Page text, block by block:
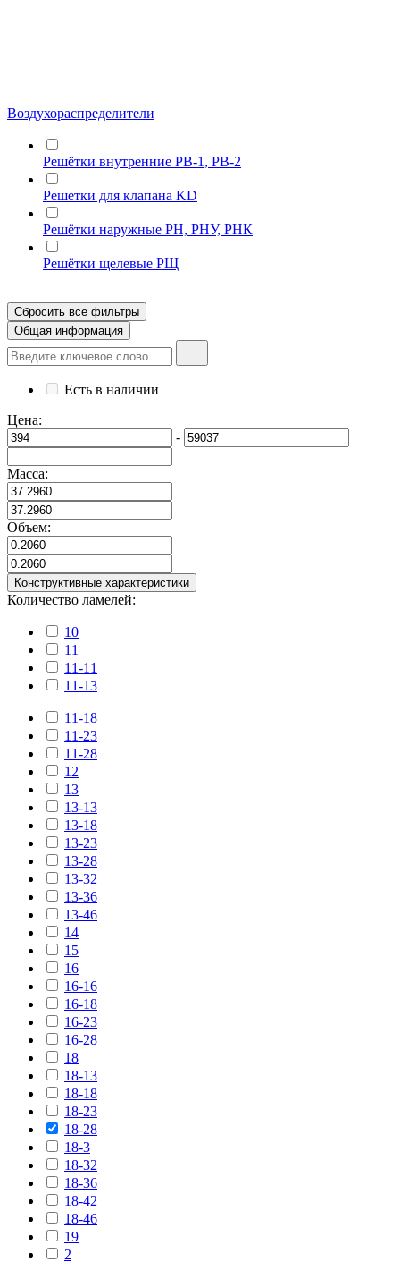
Воздухораспределители
Решётки внутренние РВ-1, РВ-2
Решетки для клапана KD
Решётки наружные РН, РНУ, РНК
Решётки щелевые РЩ
Сбросить все фильтры
Общая информация
Есть в наличии
Цена:
-
Масса:
Объем:
Конструктивные характеристики
Количество ламелей:
10
11
11-11
11-13
11-18
11-23
11-28
12
13
13-13
13-18
13-23
13-28
13-32
13-36
13-46
14
15
16
16-16
16-18
16-23
16-28
18
18-13
18-18
18-23
18-28
18-3
18-32
18-36
18-42
18-46
19
2